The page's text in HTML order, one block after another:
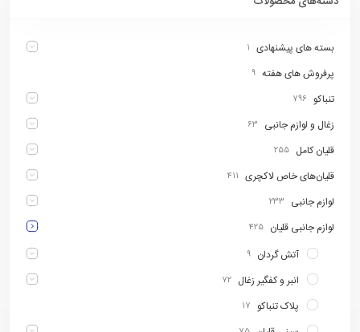
بسته های پیشنهادی ۱
پرفروش های هفته ۹
تنباکو ۷۹۶
زغال و لوازم جانبی ۶۳
قلیان کامل ۲۵۵
قلیان‌های خاص لاکچری ۴۱۱
لوازم جانبی ۲۳۳
لوازم جانبی قلیان ۴۲۵
آتش گردان ۹
انبر و کفگیر زغال ۷۲
پلاک تنباکو ۱۷